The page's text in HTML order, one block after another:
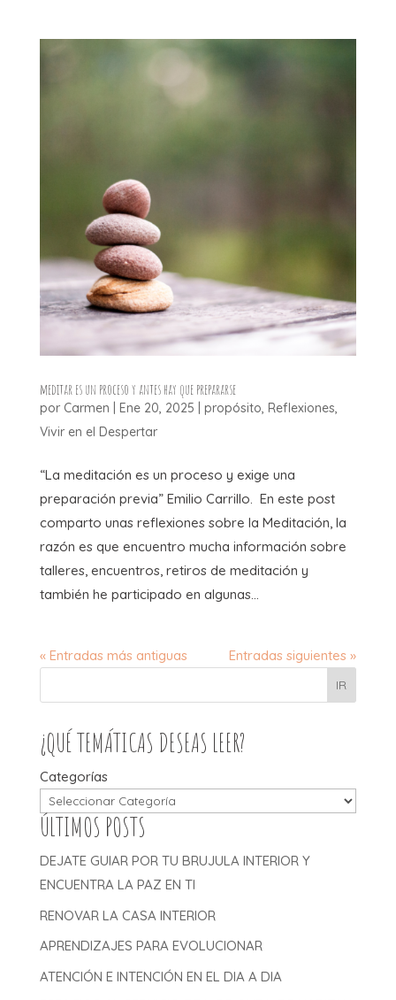
meditar es un proceso y antes hay que prepararse
por Carmen Ene 20, 2025 propósito, Reflexiones,
Vivir en el Despertar
“La meditación es un proceso y exige una
preparación previa” Emilio Carrillo. En este post
comparto unas reflexiones sobre la Meditación, la
razón es que encuentro mucha información sobre
talleres, encuentros, retiros de meditación y
también he participado en algunas...
« Entradas más antiguas Entradas siguientes »
IR
¿QUÉ TEMÁTICAS DESEAS LEER?
Categorías
ÚLTIMOS POSTS
DEJATE GUIAR POR TU BRUJULA INTERIOR Y
ENCUENTRA LA PAZ EN TI
RENOVAR LA CASA INTERIOR
APRENDIZAJES PARA EVOLUCIONAR
ATENCIÓN E INTENCIÓN EN EL DIA A DIA